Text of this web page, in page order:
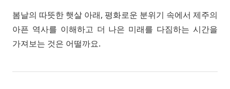
봄날의 따뜻한 햇살 아래, 평화로운 분위기 속에서 제주의
아픈 역사를 이해하고 더 나은 미래를 다짐하는 시간을
가져보는 것은 어떨까요.